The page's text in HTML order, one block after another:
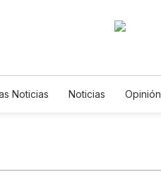
Noticias Noticias Opinión